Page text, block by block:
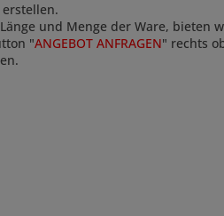
erstellen.
und Menge der Ware, bieten
"ANGEBOT ANFRAGEN" rechts